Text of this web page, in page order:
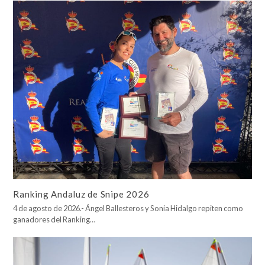
Ranking Andaluz de Snipe 2026
4 de agosto de 2026.- Ángel Ballesteros y Sonia Hidalgo repiten como
ganadores del Ranking…